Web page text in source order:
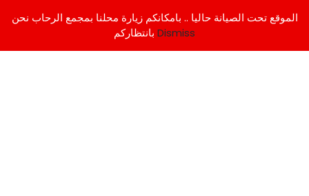
الموقع تحت الصيانة حاليا .. بامكانكم زيارة محلنا بمجمع الرحاب نحن
Dismiss